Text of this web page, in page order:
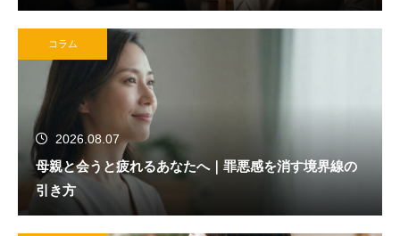
コラム
2026.08.07
母親と会うと疲れるあなたへ｜罪悪感を消す境界線の
引き方